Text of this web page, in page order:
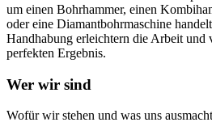
um einen Bohrhammer, einen
oder eine Diamantbohrmaschine
Handhabung erleichtern die Arbeit und
perfekten Ergebnis.
Wer wir sind
Wofür wir stehen und was uns